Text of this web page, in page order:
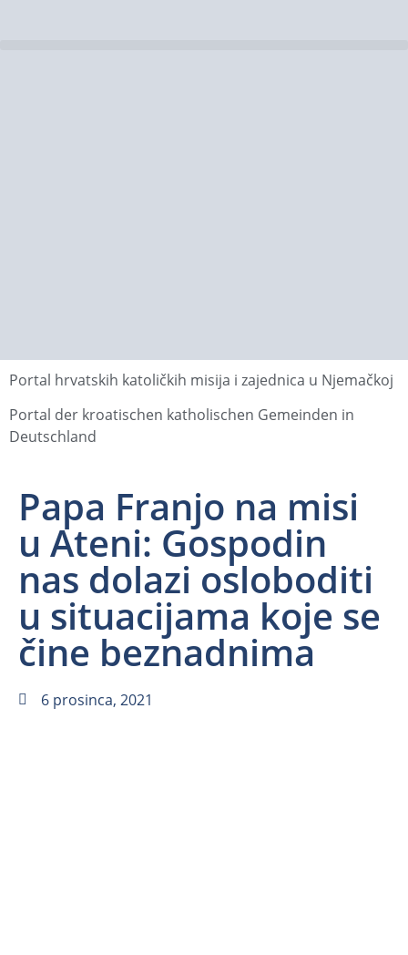
Portal hrvatskih katoličkih misija i zajednica u Njemačkoj
Portal der kroatischen katholischen Gemeinden in
Deutschland
Papa Franjo na misi
u Ateni: Gospodin
nas dolazi osloboditi
u situacijama koje se
čine beznadnima
6 prosinca, 2021